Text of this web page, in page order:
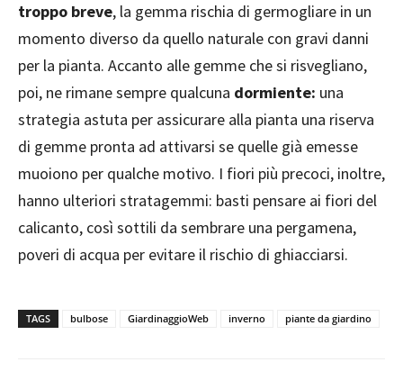
troppo breve, la gemma rischia di germogliare in un
momento diverso da quello naturale con gravi danni
per la pianta. Accanto alle gemme che si risvegliano,
poi, ne rimane sempre qualcuna dormiente: una
strategia astuta per assicurare alla pianta una riserva
di gemme pronta ad attivarsi se quelle già emesse
muoiono per qualche motivo. I fiori più precoci, inoltre,
hanno ulteriori stratagemmi: basti pensare ai fiori del
calicanto, così sottili da sembrare una pergamena,
poveri di acqua per evitare il rischio di ghiacciarsi.
TAGS bulbose GiardinaggioWeb inverno piante da giardino